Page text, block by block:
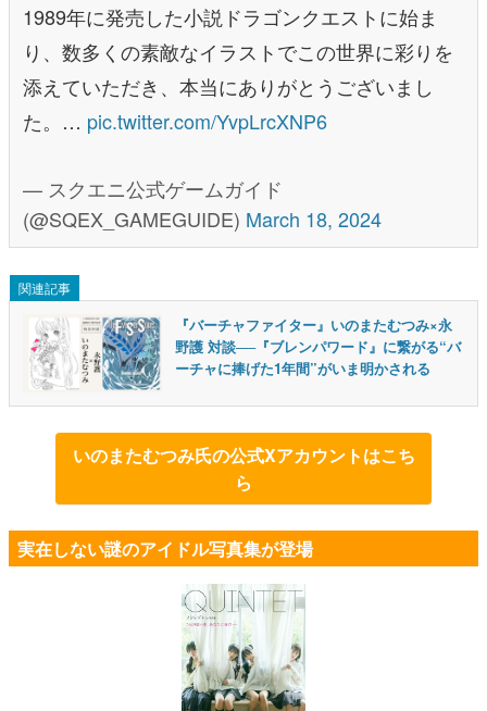
1989年に発売した小説ドラゴンクエストに始ま
り、数多くの素敵なイラストでこの世界に彩りを
添えていただき、本当にありがとうございまし
た。… pic.twitter.com/YvpLrcXNP6
— スクエニ公式ゲームガイド
(@SQEX_GAMEGUIDE) March 18, 2024
関連記事
『バーチャファイター』いのまたむつみ×永
野護 対談──『ブレンパワード』に繋がる“バ
ーチャに捧げた1年間”がいま明かされる
いのまたむつみ氏の公式Xアカウントはこち
ら
実在しない謎のアイドル写真集が登場